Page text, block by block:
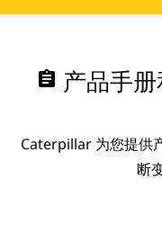
assignment 产品手
Caterpillar 为您提供
断